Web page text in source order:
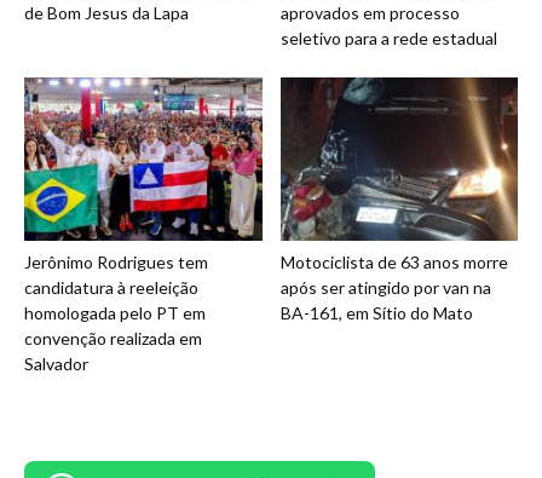
de Bom Jesus da Lapa
aprovados em processo
seletivo para a rede estadual
Jerônimo Rodrigues tem
candidatura à reeleição
homologada pelo PT em
convenção realizada em
Salvador
Motociclista de 63 anos morre
após ser atingido por van na
BA-161, em Sítio do Mato